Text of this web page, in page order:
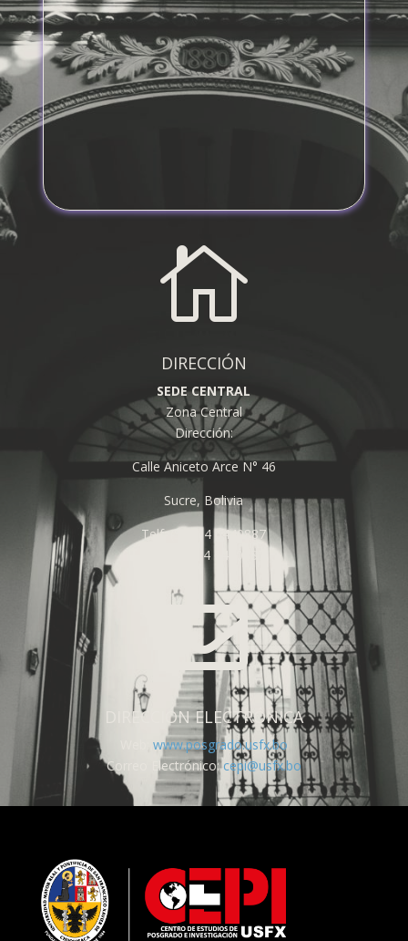

DIRECCIÓN
SEDE CENTRAL
Zona Central
Dirección:
Calle Aniceto Arce N° 46
Sucre, Bolivia
Telf: (591) 4 6440887
Fax: (591) 4 6440887

DIRECCIÓN ELECTRÓNICA
www.posgrado.usfx.bo
Correo Electrónico: cepi@usfx.bo